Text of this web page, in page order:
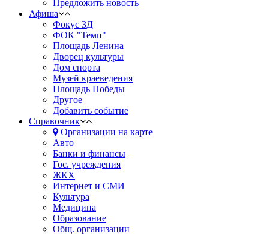
Предложить новость
Афиша
Фокус 3Д
ФОК "Темп"
Площадь Ленина
Дворец культуры
Дом спорта
Музей краеведения
Площадь Победы
Другое
Добавить событие
Справочник
Организации на карте
Авто
Банки и финансы
Гос. учреждения
ЖКХ
Интернет и СМИ
Культура
Медицина
Образование
Общ. организации